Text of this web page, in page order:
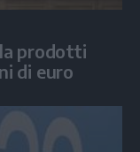
prodotti
di euro